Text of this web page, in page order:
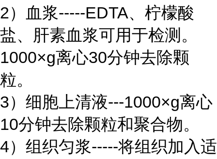
2）血浆-----EDTA、柠檬酸
盐、肝素血浆可用于检测。
1000×g离心30分钟去除颗
粒。
3）细胞上清液---1000×g离心
10分钟去除颗粒和聚合物。
4）组织匀浆-----将组织加入适